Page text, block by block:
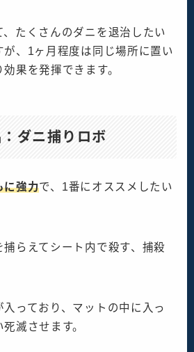
たくさんのダニを退治したい
、1ヶ月程度は同じ場所に置い
果を発揮できます。
ダニ捕りロボ
に強力で、1番にオススメしたい
らえてシート内で殺す、捕殺
っており、マットの中に入っ
滅させます。